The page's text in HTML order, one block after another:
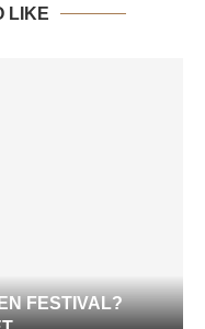
LIKE
FESTIVAL?